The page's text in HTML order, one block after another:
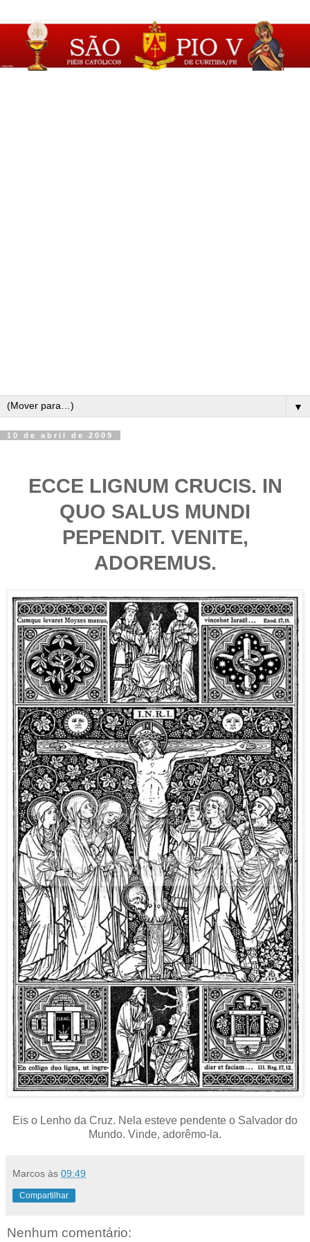
▼
10 de abril de 2009
ECCE LIGNUM CRUCIS. IN
QUO SALUS MUNDI
PEPENDIT. VENITE,
ADOREMUS.
Eis o Lenho da Cruz. Nela esteve pendente o Salvador do
Mundo. Vinde, adorêmo-la.
Marcos às 09:49
Compartilhar
Nenhum comentário: